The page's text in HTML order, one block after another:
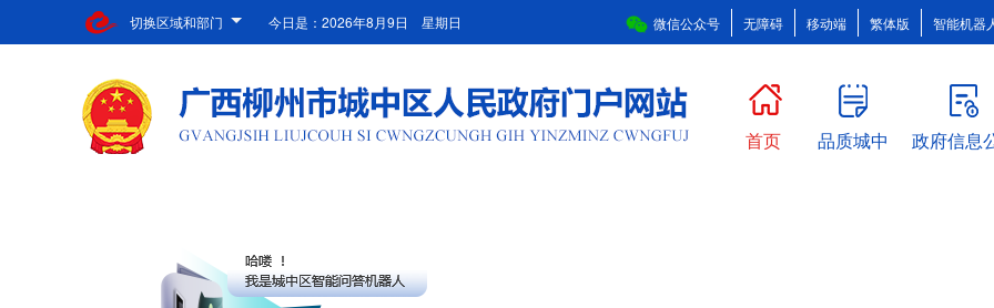
切换区域和部门 微信公众号 无障碍 移动端 繁体版 智能机器
今日是： 2026年8月9日 星期日
首页 品质城中 政府信息